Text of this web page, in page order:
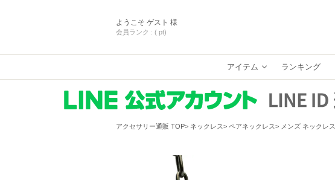
ようこそ ゲスト 様
会員ランク : ( pt)
アイテム ランキング
アクセサリー通販 TOP ネックレス ペアネックレス メンズ ネックレス